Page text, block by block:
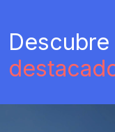
Descubre